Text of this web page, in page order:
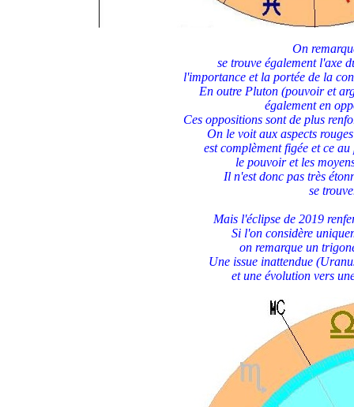
On
se trouve également l'axe
l'importance et la portée de la
En outre Pluton (pouvoir et
également en
Ces oppositions sont de plus
On le voit aux aspects
est complèment figée et ce
le pouvoir et les
Il n'est donc pas très
se
Mais l'éclipse de 2019
Si l'on considère
on remarque un
Une issue inattendue
et une évolution vers